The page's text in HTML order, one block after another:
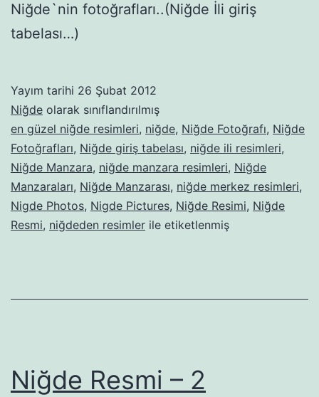
Niğde`nin fotoğrafları..(Niğde İli giriş
tabelası…)
Yayım tarihi 26 Şubat 2012
Niğde olarak sınıflandırılmış
en güzel niğde resimleri, niğde, Niğde Fotoğrafı, Niğde
Fotoğrafları, Niğde giriş tabelası, niğde ili resimleri,
Niğde Manzara, niğde manzara resimleri, Niğde
Manzaraları, Niğde Manzarası, niğde merkez resimleri,
Nigde Photos, Nigde Pictures, Niğde Resimi, Niğde
Resmi, niğdeden resimler ile etiketlenmiş
Niğde Resmi – 2